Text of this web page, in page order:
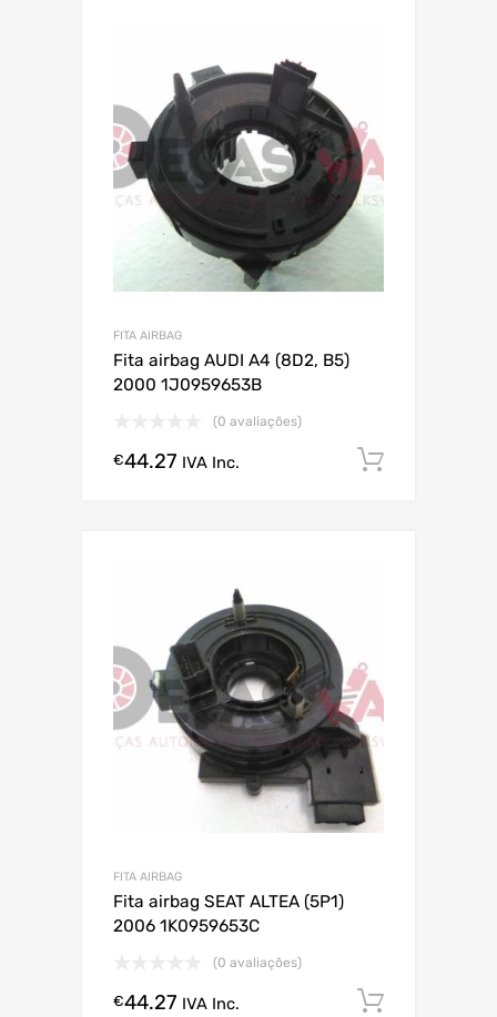
FITA AIRBAG
Fita airbag AUDI A4 (8D2, B5)
2000 1J0959653B
(0 avaliações)
€44.27 IVA Inc.
FITA AIRBAG
Fita airbag SEAT ALTEA (5P1)
2006 1K0959653C
(0 avaliações)
€44.27 IVA Inc.